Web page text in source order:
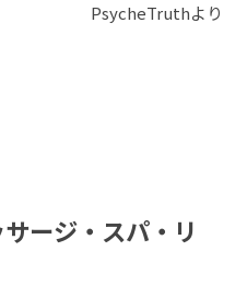
PsycheTruthより
ージ・スパ・リ